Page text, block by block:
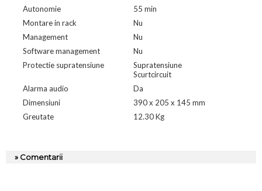
Autonomie
55 min
Montare in rack
Nu
Management
Nu
Software management
Nu
Protectie supratensiune
Supratensiune
Scurtcircuit
Alarma audio
Da
Dimensiuni
390 x 205 x 145 mm
Greutate
12.30 Kg
» Comentarii